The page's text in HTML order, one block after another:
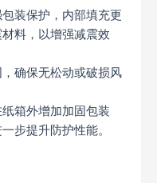
装保护，内部填充更
料，以增强减震效
确保无松动或破损风
箱外增加加固包装
步提升防护性能。